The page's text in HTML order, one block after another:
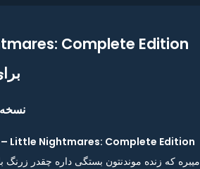
نسخه NSP + آخرین آپدیت
Little Nightmares: Complete Edition – بازی لیتل نایتمر: نسخه کامل